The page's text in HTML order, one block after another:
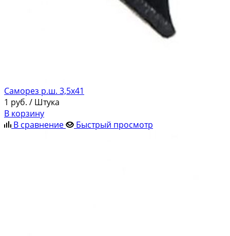
Саморез р.ш. 3,5х41
1 руб. / Штука
В корзину
В сравнение
Быстрый просмотр